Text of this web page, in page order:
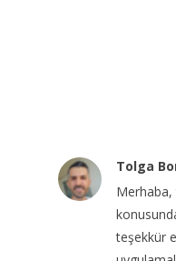
Tolga
Merhaba,
teşekkür